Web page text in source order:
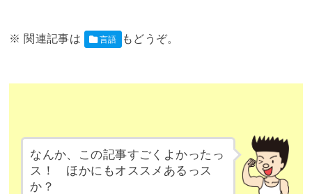
言語
なんか、この記事すごくよかったっ
ス！ ほかにもオススメあるっス
か？